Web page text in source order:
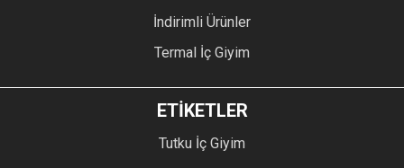
İndirimli Ürünler
Termal İç Giyim
ETİKETLER
Tutku İç Giyim